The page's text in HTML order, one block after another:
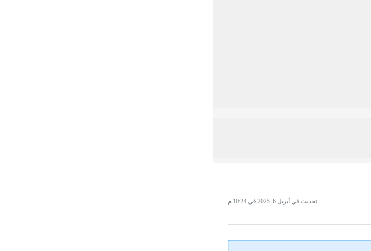
تحديث في أبريل 6, 2025 في 10:24 م